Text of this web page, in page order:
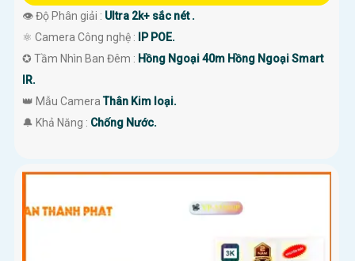
👁 Độ Phân giải : Ultra 2k+ sắc nét .
⚛️ Camera Công nghệ :
IP POE.
✪ Tầm Nhìn Ban Đêm : Hồng Ngoại 40m Hồng Ngoại Smart
IR.
👑 Mẫu CameraThân Kim loại.
️🔔 Khả Năng : Chống Nước.